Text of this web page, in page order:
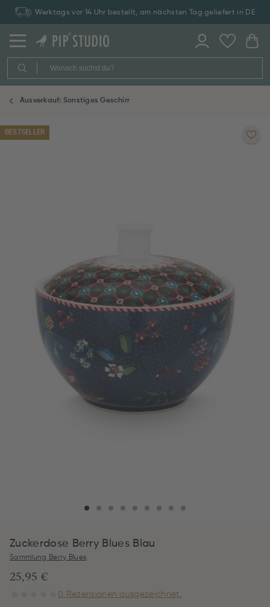
Werktags vor 14 Uhr bestellt, am nächsten Tag geliefert in DE
Ausverkauf: Sonstiges Geschirr
BESTSELLER
Zuckerdose Berry Blues Blau
Sammlung Berry Blues
25,95 €
0 Rezensionen ausgezeichnet.